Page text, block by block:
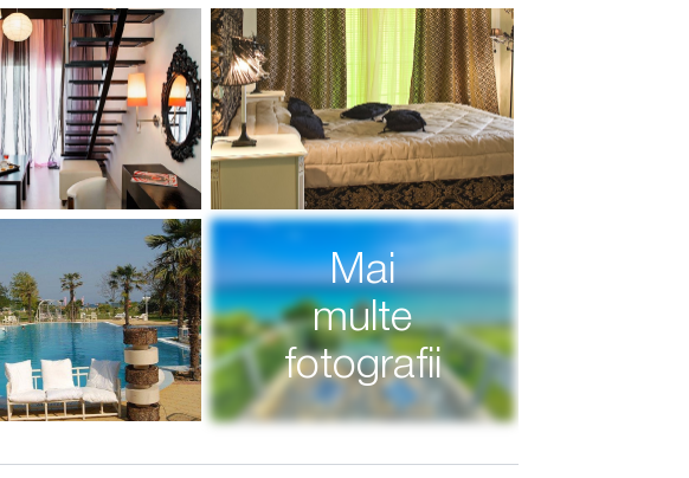
Mai
multe
fotografii